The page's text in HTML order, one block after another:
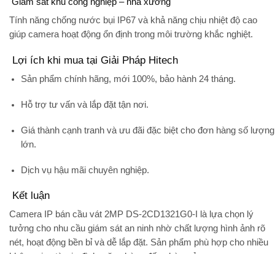
Giám sát khu công nghiệp – nhà xưởng
Tính năng chống nước bụi IP67 và khả năng chịu nhiệt độ cao
giúp camera hoạt động ổn định trong môi trường khắc nghiệt.
Lợi ích khi mua tại Giải Pháp Hitech
Sản phẩm chính hãng, mới 100%, bảo hành 24 tháng.
Hỗ trợ tư vấn và lắp đặttận nơi.
Giá thành cạnh tranhvà ưu đãi đặc biệt cho đơn hàng số lượng
lớn.
Dịch vụ hậu mãi chuyên nghiệp.
Kết luận
Camera IP bán cầu vát 2MP DS-2CD1321G0-I
là lựa chọn lý
tưởng cho nhu cầu giám sát an ninh nhờ chất lượng hình ảnh rõ
nét, hoạt động bền bỉ và dễ lắp đặt. Sản phẩm phù hợp cho nhiều